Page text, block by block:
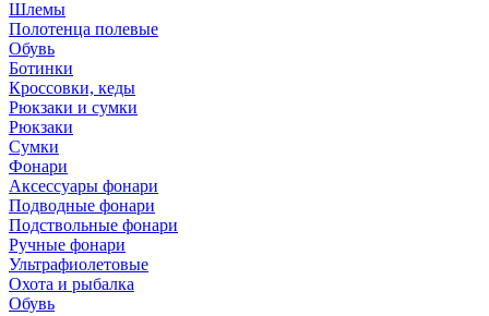
Шлемы
Полотенца полевые
Обувь
Ботинки
Кроссовки, кеды
Рюкзаки и сумки
Рюкзаки
Сумки
Фонари
Аксессуары фонари
Подводные фонари
Подствольные фонари
Ручные фонари
Ультрафиолетовые
Охота и рыбалка
Обувь